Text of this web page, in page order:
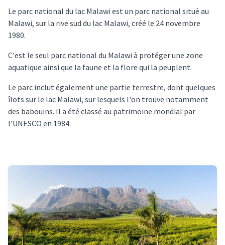
Le parc national du lac Malawi est un parc national situé au
Malawi, sur la rive sud du lac Malawi, créé le 24 novembre
1980.
C'est le seul parc national du Malawi à protéger une zone
aquatique ainsi que la faune et la flore qui la peuplent.
Le parc inclut également une partie terrestre, dont quelques
îlots sur le lac Malawi, sur lesquels l'on trouve notamment
des babouins. Il a été classé au patrimoine mondial par
l'UNESCO en 1984.